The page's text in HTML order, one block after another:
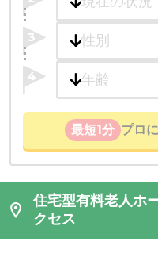
3
4
最短1分 プロ
住宅型有料老人ホ
クセス